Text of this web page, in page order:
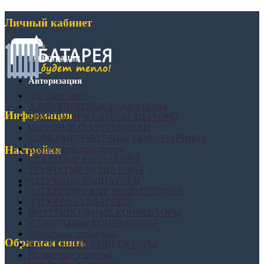
Личный кабинет
Регистрация
Авторизация
Информация
Настройки
Обратная связь
БИМЕТАЛИЧЕСКИЕ РАДИАТОРЫ
Конвекторы отопления
СТАЛЬНЫЕ РАДИАТОРЫ
НАСТЕННЫЕ КОНВЕКТОРЫ